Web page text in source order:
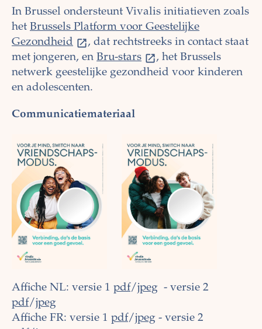
In Brussel ondersteunt Vivalis initiatieven zoals
het Brussels Platform voor Geestelijke
Gezondheid
, dat rechtstreeks in contact staat
met jongeren, en Bru-stars
, het Brussels
netwerk geestelijke gezondheid voor kinderen
en adolescenten.
Communicatiemateriaal
Affiche NL: versie 1 pdf/jpeg - versie 2
pdf/jpeg
Affiche FR: versie 1 pdf/jpeg - versie 2